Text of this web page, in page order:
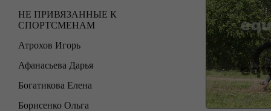
НЕ ПРИВЯЗАННЫЕ К
СПОРТСМЕНАМ
Атрохов Игорь
Афанасьева Дарья
Богатикова Елена
Борисенко Ольга